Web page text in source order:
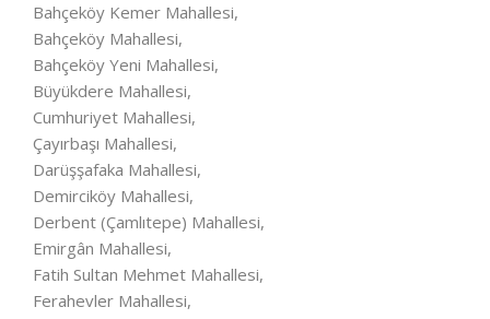
Bahçeköy Kemer Mahallesi,
Bahçeköy Mahallesi,
Bahçeköy Yeni Mahallesi,
Büyükdere Mahallesi,
Cumhuriyet Mahallesi,
Çayırbaşı Mahallesi,
Darüşşafaka Mahallesi,
Demirciköy Mahallesi,
Derbent (Çamlıtepe) Mahallesi,
Emirgân Mahallesi,
Fatih Sultan Mehmet Mahallesi,
Ferahevler Mahallesi,